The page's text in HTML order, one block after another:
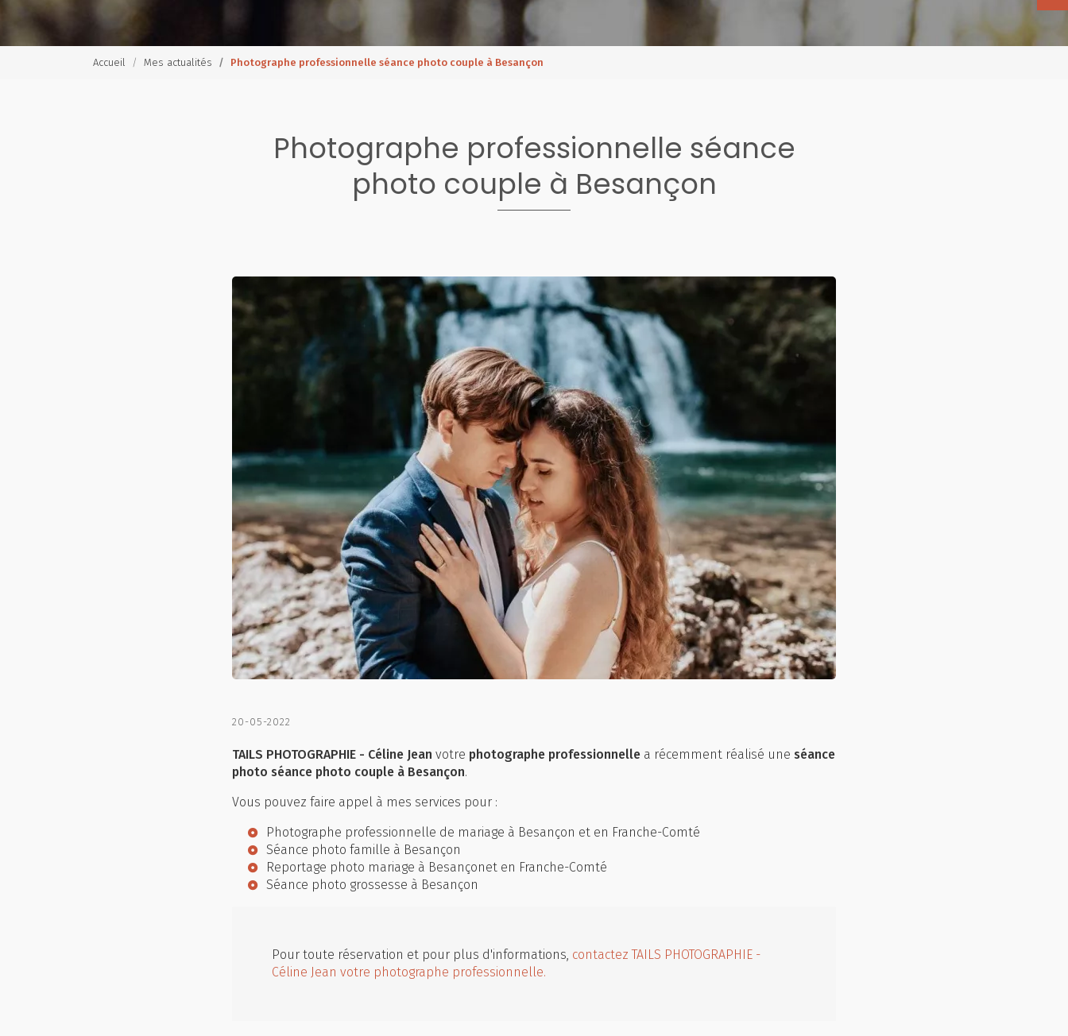
Accueil Mes actualités Photographe professionnelle séance photo couple à Besançon
Photographe professionnelle séance
photo couple à Besançon
20-05-2022
TAILS PHOTOGRAPHIE - Céline Jean votre photographe professionnelle a récemment réalisé une séance
photo séance photo couple à Besançon.
Vous pouvez faire appel à mes services pour :
Photographe professionnelle de mariage à Besançon et en Franche-Comté
Séance photo famille à Besançon
Reportage photo mariage à Besançonet en Franche-Comté
Séance photo grossesse à Besançon
Pour toute réservation et pour plus d'informations, contactez TAILS PHOTOGRAPHIE -
Céline Jean votre photographe professionnelle.